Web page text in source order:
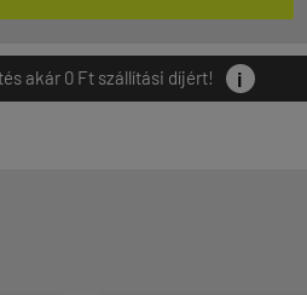
akár 0 Ft szállítási díjért! i